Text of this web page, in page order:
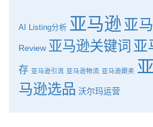
AI Listing分析 亚马逊 亚
Review 亚马逊关键词 亚
存 亚马逊引流 亚马逊物流 亚马逊跟卖
马逊选品 沃尔玛运营